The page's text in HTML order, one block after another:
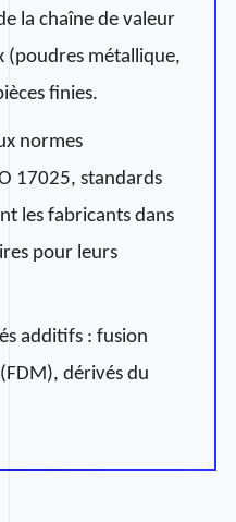
la chaîne de valeur
(poudres métallique,
finies.
normes
17025, standards
les fabricants dans
pour leurs
additifs : fusion
dérivés du